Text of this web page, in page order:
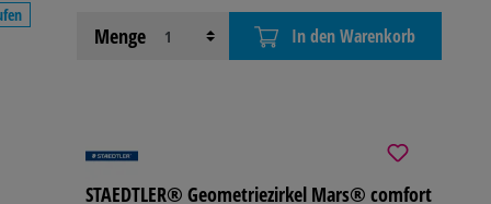
Menge In den Warenkorb
STAEDTLER® Geometriezirkel Mars® comfort